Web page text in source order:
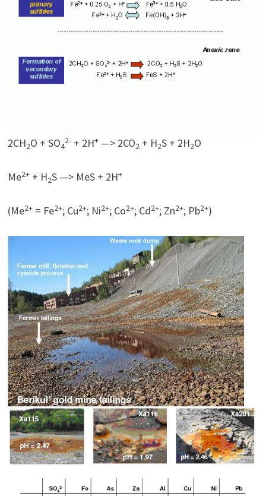
2CH2O + SO4
2- + 2H+ —> 2CO2 + H2S + 2H2O
Me2+ + H2S —> MeS + 2H+
(Me2+ = Fe2+; Cu2+; Ni2+; Co2+; Cd2+; Zn2+; Pb2+)